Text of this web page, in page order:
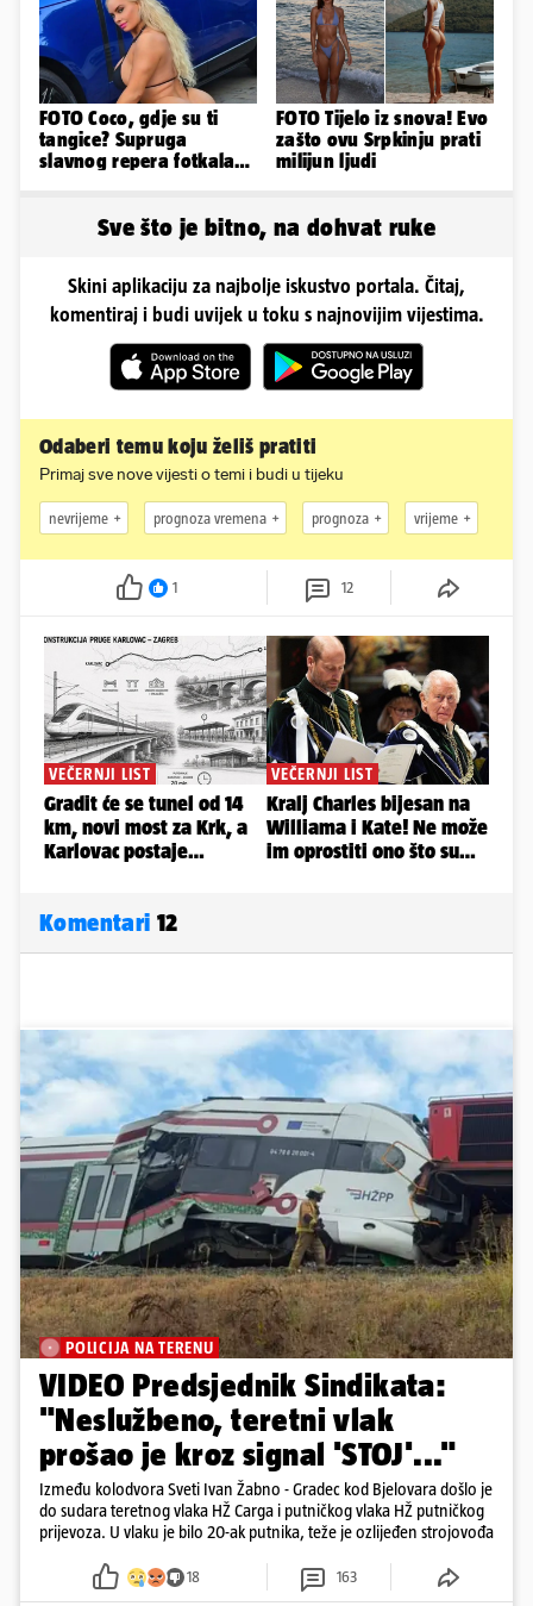
FOTO Coco, gdje su ti
tangice? Supruga
slavnog repera fotkala
FOTO Tijelo iz snova! Evo
zašto ovu Srpkinju prati
milijun ljudi
Sve što je bitno, na dohvat ruke
Skini aplikaciju za najbolje iskustvo portala. Čitaj,
komentiraj i budi uvijek u toku s najnovijim vijestima.
Odaberi temu koju želiš pratiti
Primaj sve nove vijesti o temi i budi u tijeku
nevrijeme prognoza vremena prognoza vrijeme
1 12
Komentari 12
POLICIJA NA TERENU
VIDEO Predsjednik Sindikata:
"Neslužbeno, teretni vlak
prošao je kroz signal 'STOJ'..."
Između kolodvora Sveti Ivan Žabno - Gradec kod Bjelovara došlo je
do sudara teretnog vlaka HŽ Carga i putničkog vlaka HŽ putničkog
prijevoza. U vlaku je bilo 20-ak putnika, teže je ozlijeđen strojovođa
18 163